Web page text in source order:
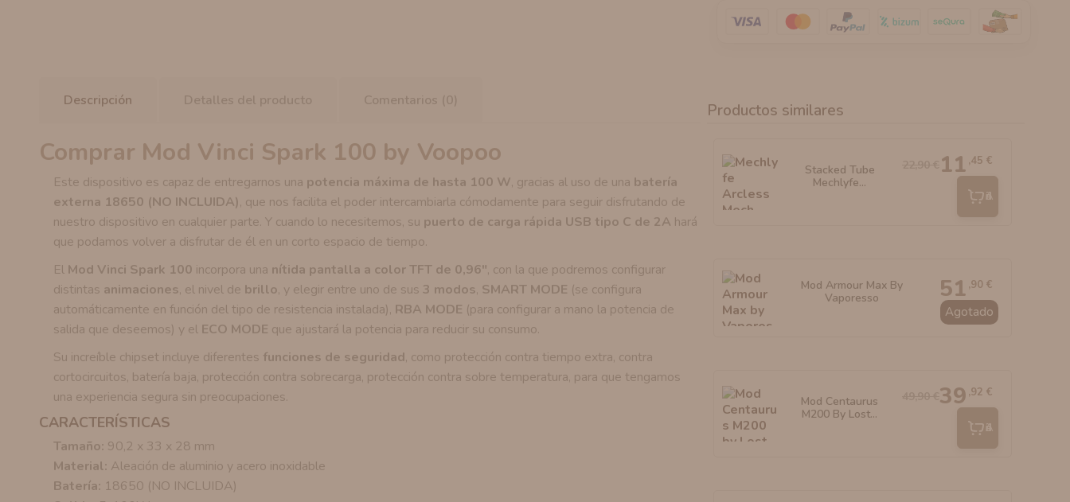
Descripción Detalles del producto Comentarios (0)
Comprar Mod Vinci Spark 100 by Voopoo
Este dispositivo es capaz de entregarnos una potencia máxima de hasta 100 W, gracias al uso de una batería
externa 18650 (NO INCLUIDA), que nos facilita el poder intercambiarla cómodamente para seguir disfrutando de
nuestro dispositivo en cualquier parte. Y cuando lo necesitemos, su puerto de carga rápida USB tipo C de 2A hará
que podamos volver a disfrutar de él en un corto espacio de tiempo.
El Mod Vinci Spark 100 incorpora una nítida pantalla a color TFT de 0,96", con la que podremos configurar
distintas animaciones, el nivel de brillo, y elegir entre uno de sus 3 modos, SMART MODE (se configura
automáticamente en función del tipo de resistencia instalada), RBA MODE (para configurar a mano la potencia de
salida que deseemos) y el ECO MODE que ajustará la potencia para reducir su consumo.
Su increíble chipset incluye diferentes funciones de seguridad, como protección contra tiempo extra, contra
cortocircuitos, batería baja, protección contra sobrecarga, protección contra sobre temperatura, para que tengamos
una experiencia segura sin preocupaciones.
CARACTERÍSTICAS
Tamaño: 90,2 x 33 x 28 mm
Material: Aleación de aluminio y acero inoxidable
Batería: 18650 (NO INCLUIDA)
Productos similares
Stacked Tube
Mechlyfe...
11 ,45 €
Añadir
Mod Armour Max By
Vaporesso
51 ,90 €
Agotado
Mod Centaurus
M200 By Lost...
39 ,92 €
Añadir